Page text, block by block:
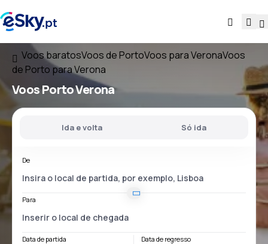
Voos baratosVoos de PortoVoos para VeronaVoos
de Porto para Verona
VoosPorto Verona
Ida e volta Só ida
De
Para
Data de partida Data de regresso